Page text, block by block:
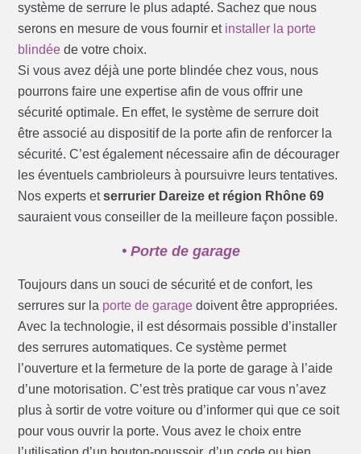
système de serrure le plus adapté. Sachez que nous
serons en mesure de vous fournir et installer la porte
blindée de votre choix.
Si vous avez déjà une porte blindée chez vous, nous
pourrons faire une expertise afin de vous offrir une
sécurité optimale. En effet, le système de serrure doit
être associé au dispositif de la porte afin de renforcer la
sécurité. C’est également nécessaire afin de décourager
les éventuels cambrioleurs à poursuivre leurs tentatives.
Nos experts etserrurier Dareize et région Rhône 69
sauraient vous conseiller de la meilleure façon possible.
• Porte de garage
Toujours dans un souci de sécurité et de confort, les
serrures sur la porte de garage doivent être appropriées.
Avec la technologie, il est désormais possible d’installer
des serrures automatiques. Ce système permet
l’ouverture et la fermeture de la porte de garage à l’aide
d’une motorisation. C’est très pratique car vous n’avez
plus à sortir de votre voiture ou d’informer qui que ce soit
pour vous ouvrir la porte. Vous avez le choix entre